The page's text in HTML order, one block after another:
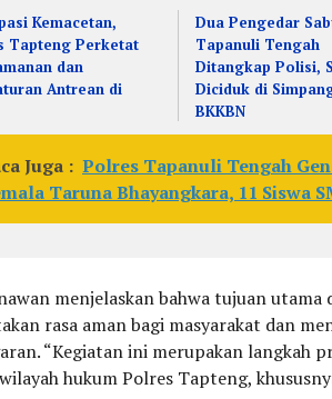
Kemacetan,
Tapteng Perketat
dan
Antrean di
Dua Pengedar
Tapanuli Tengah
Ditangkap Polisi,
Diciduk di
BKKBN
Juga : Polres Tapanuli Tengah
Taruna Bhayangkara, 11 Siswa
menjelaskan bahwa tujuan
rasa aman bagi masyarakat dan
“Kegiatan ini merupakan langkah
hukum Polres Tapteng,